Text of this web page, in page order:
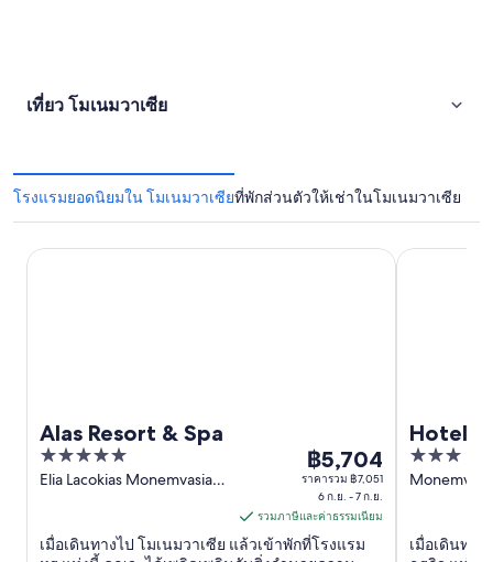
เที่ยว โมเนมวาเซีย
โรงแรมยอดนิยมใน โมเนมวาเซียที่พักส่วนตัวให้เช่าในโมเนมวาเซีย
Alas Resort & Spa
5
out
Elia Lacokias Monemvasia
ราคา
฿5,704
ต่อ
คืน
฿5,704
ราคารวม ฿7,051
6 ก.ย. - 7 ก.ย.
รวมภาษีและค่าธรรมเนียม
เมื่อเดินทางไป โมเนมวาเซีย แล้วเข้าพักที่โรงแรม
Alas Resort & Spa
Hotel
3
out
เมื่อเดินทา
Hotel